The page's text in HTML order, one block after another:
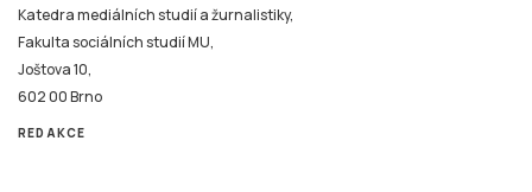
Katedra mediálních studií a žurnalistiky,
Fakulta sociálních studií MU,
Joštova 10,
602 00 Brno
REDAKCE